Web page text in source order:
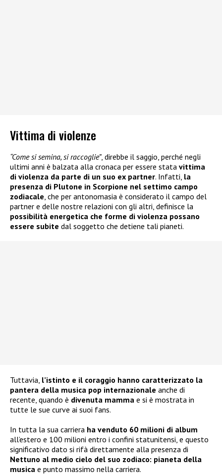
Vittima di violenze
“Come si semina, si raccoglie”, direbbe il saggio, perché negli
ultimi anni è balzata alla cronaca per essere stata vittima
di violenza da parte di un suo ex partner. Infatti, la
presenza di Plutone in Scorpione nel settimo campo
zodiacale, che per antonomasia è considerato il campo del
partner e delle nostre relazioni con gli altri, definisce la
possibilità energetica che forme di violenza possano
essere subite dal soggetto che detiene tali pianeti.
Tuttavia, l’istinto e il coraggio hanno caratterizzato la
pantera della musica pop internazionale anche di
recente, quando è divenuta mamma e si è mostrata in
tutte le sue curve ai suoi fans.
In tutta la sua carriera ha venduto 60 milioni di album
all’estero e 100 milioni entro i confini statunitensi, e questo
significativo dato si rifà direttamente alla presenza di
Nettuno al medio cielo del suo zodiaco: pianeta della
musica e punto massimo nella carriera.